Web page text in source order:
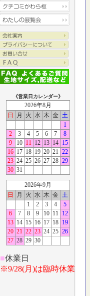
《営業日カレンダー》
2026年8月
日
月 火 水 木 金 土
1
2
3 4 5 6 7
8
9
10 11 12 13 14 15
16 17 18 19 20 21 22
23 24 25 26 27 28 29
30 31
2026年9月
日
月 火 水 木 金 土
1
2 3 4
5
6
7 8 9 10 11
12
13 14 15 16 17 18 19
20 21 22 23 24 25 26
27 28 29 30
■休業日
※9/28(月)は臨時休業